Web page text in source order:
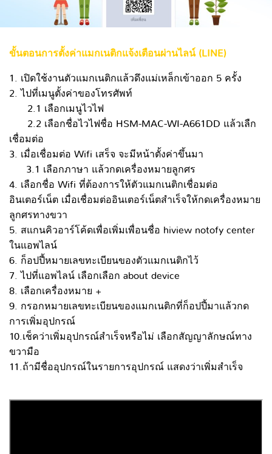
ขั้นตอนการตั้งค่าแมกเนติกแจ้งเตือนผ่านไลน์ (LINE)
1. เปิดใช้งานตัวแมกเนติกแล้วดึงแม่เหล็กเข้าออก 5 ครั้ง
2. ไปที่เมนูตั้งค่าของโทรศัพท์
2.1 เลือกเมนูไวไฟ
2.2 เลือกชื่อไวไฟชื่อ HSM-MAC-WI-A661DD แล้วเลืก
เชื่อมต่อ
3. เมื่อเชื่อมต่อ Wifi เสร็จ จะมีหน้าตั้งค่าขึ้นมา
3.1 เลือกภาษา แล้วกดเครื่องหมายลูกศร
4. เลือกชื่อ Wifi ที่ต้องการให้ตัวแมกเนติกเชื่อมต่อ
อินเตอร์เน็ต เมื่อเชื่อมต่ออินเตอร์เน็ตสำเร็จให้กดเครื่องหมาย
ลูกศรทางขวา
5. สแกนคิวอาร์โค้ดเพื่อเพิ่มเพื่อนชื่อ hiview notofy center
ในแอพไลน์
6. ก็อปปี้หมายเลขทะเบียนของตัวแมกเนติกไว้
7. ไปที่แอพไลน์ เลือกเลือก about device
8. เลือกเครื่องหมาย +
9. กรอกหมายเลขทะเบียนของแมกเนติกที่ก็อปปี้มาแล้วกด
การเพิ่มอุปกรณ์
10.เช็คว่าเพิ่มอุปกรณ์สำเร็จหรือไม่ เลือกสัญญาลักษณ์ทาง
ขวามือ
11.ถ้ามีชื่ออุปกรณ์ในรายการอุปกรณ์ แสดงว่าเพิ่มสำเร็จ